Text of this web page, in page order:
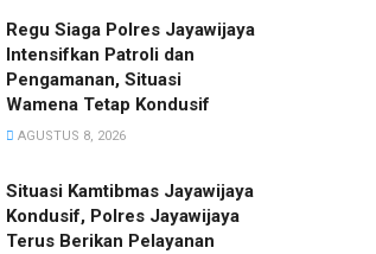
Regu Siaga Polres Jayawijaya
Intensifkan Patroli dan
Pengamanan, Situasi
Wamena Tetap Kondusif
AGUSTUS 8, 2026
Situasi Kamtibmas Jayawijaya
Kondusif, Polres Jayawijaya
Terus Berikan Pelayanan